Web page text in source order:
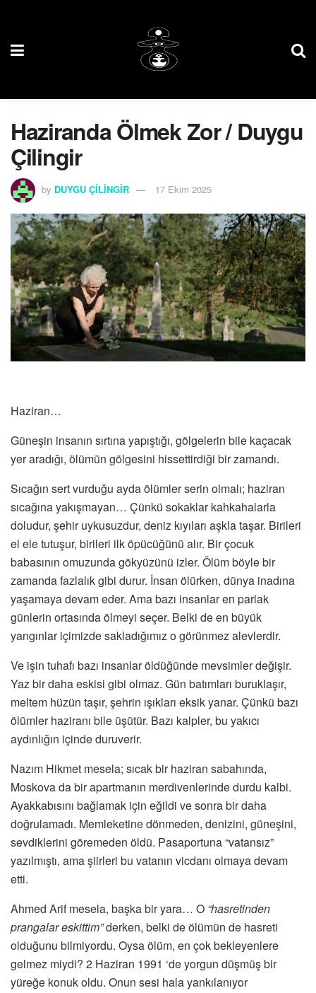
Haziranda Ölmek Zor / Duygu
Çilingir
by DUYGU ÇİLİNGİR 17 Ekim 2025
Haziran…
Güneşin insanın sırtına yapıştığı, gölgelerin bile kaçacak
yer aradığı, ölümün gölgesini hissettirdiği bir zamandı.
Sıcağın sert vurduğu ayda ölümler serin olmalı; haziran
sıcağına yakışmayan… Çünkü sokaklar kahkahalarla
doludur, şehir uykusuzdur, deniz kıyıları aşkla taşar. Birileri
el ele tutuşur, birileri ilk öpücüğünü alır. Bir çocuk
babasının omuzunda gökyüzünü izler. Ölüm böyle bir
zamanda fazlalık gibi durur. İnsan ölürken, dünya inadına
yaşamaya devam eder. Ama bazı insanlar en parlak
günlerin ortasında ölmeyi seçer. Belki de en büyük
yangınlar içimizde sakladığımız o görünmez alevlerdir.
Ve işin tuhafı bazı insanlar öldüğünde mevsimler değişir.
Yaz bir daha eskisi gibi olmaz. Gün batımları buruklaşır,
meltem hüzün taşır, şehrin ışıkları eksik yanar. Çünkü bazı
ölümler haziranı bile üşütür. Bazı kalpler, bu yakıcı
aydınlığın içinde duruverir.
Nazım Hikmet mesela; sıcak bir haziran sabahında,
Moskova da bir apartmanın merdivenlerinde durdu kalbi.
Ayakkabısını bağlamak için eğildi ve sonra bir daha
doğrulamadı. Memleketine dönmeden, denizini, güneşini,
sevdiklerini göremeden öldü. Pasaportuna “vatansız”
yazılmıştı, ama şiirleri bu vatanın vicdanı olmaya devam
etti.
Ahmed Arif mesela, başka bir yara… O “hasretinden
prangalar eskittim”derken, belki de ölümün de hasreti
olduğunu bilmiyordu. Oysa ölüm, en çok bekleyenlere
gelmez miydi? 2 Haziran 1991 ‘de yorgun düşmüş bir
yüreğe konuk oldu. Onun sesi hala yankılanıyor